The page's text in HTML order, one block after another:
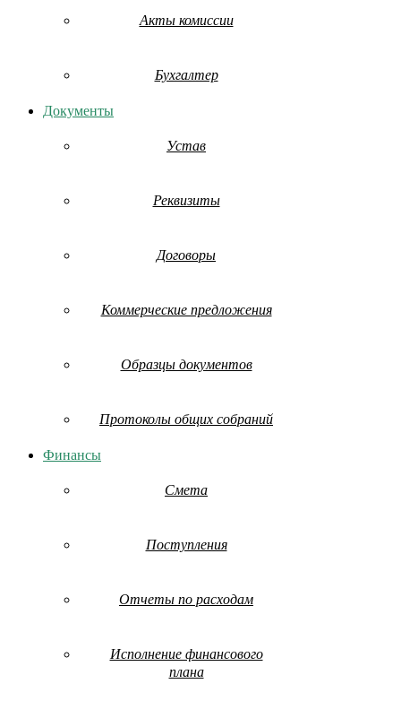
Акты комиссии
Бухгалтер
Документы
Устав
Реквизиты
Договоры
Коммерческие предложения
Образцы документов
Протоколы общих собраний
Финансы
Смета
Поступления
Отчеты по расходам
Исполнение финансового
плана